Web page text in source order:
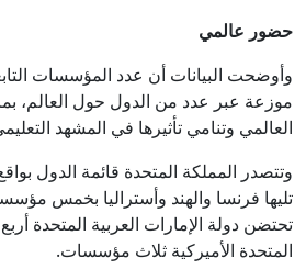
حضور عالمي
موزعة عبر عدد من الدول حول العالم،
العالمي وتنامي تأثيرها في المشهد
تليها فرنسا والهند وأستراليا بخمس
تحتضن دولة الإمارات العربية المتحدة
المتحدة الأميركية ثلاث مؤسسات.